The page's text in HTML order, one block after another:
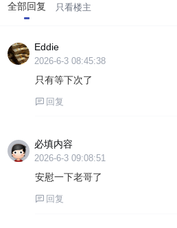
全部回复 只看楼主
Eddie
2026-6-3 08:45:38
只有等下次了
回复
必填内容
2026-6-3 09:08:51
安慰一下老哥了
回复